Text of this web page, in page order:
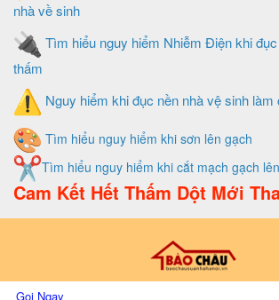
nhà về sinh
Tìm hiểu nguy hiểm Nhiễm Điện khi
thấm
Nguy hiểm khi đục nền nhà vệ sinh làm
Tìm hiểu nguy hiểm khi sơn lên gạch
Tìm hiểu nguy hiểm khi cắt mạch gạch
Cam Kết Hết Thấm Dột Mới
Gọi Ngay